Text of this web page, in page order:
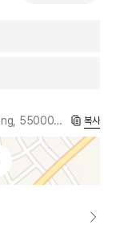
VN 복사